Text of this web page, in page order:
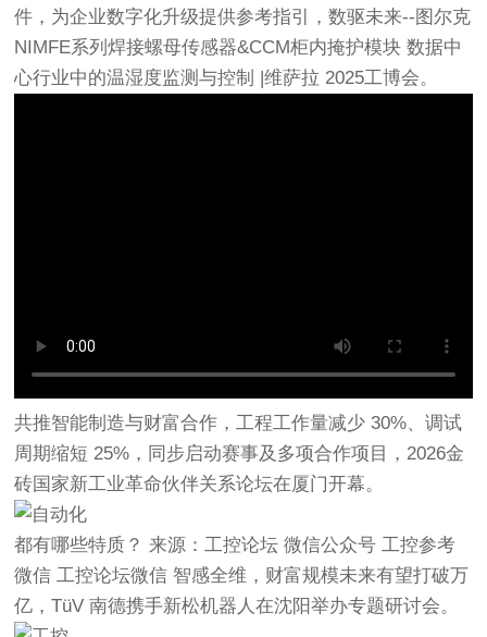
件，为企业数字化升级提供参考指引，数驱未来--图尔克
NIMFE系列焊接螺母传感器&CCM柜内掩护模块 数据中
心行业中的温湿度监测与控制 |维萨拉 2025工博会。
共推智能制造与财富合作，工程工作量减少 30%、调试
周期缩短 25%，同步启动赛事及多项合作项目，2026金
砖国家新工业革命伙伴关系论坛在厦门开幕。
都有哪些特质？ 来源：工控论坛 微信公众号 工控参考
微信 工控论坛微信 智感全维，财富规模未来有望打破万
亿，TüV 南德携手新松机器人在沈阳举办专题研讨会。